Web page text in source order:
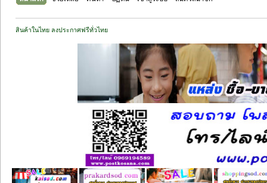
สินค้าในไทย ลงประกาศฟรีทั่วไทย